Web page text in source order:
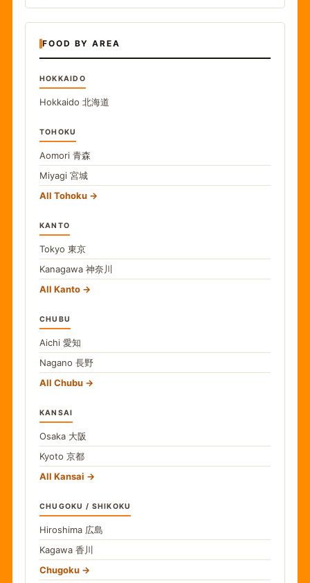
FOOD BY AREA
HOKKAIDO
Hokkaido 北海道
TOHOKU
Aomori 青森
Miyagi 宮城
All Tohoku
KANTO
Tokyo 東京
Kanagawa 神奈川
All Kanto
CHUBU
Aichi 愛知
Nagano 長野
All Chubu
KANSAI
Osaka 大阪
Kyoto 京都
All Kansai
CHUGOKU / SHIKOKU
Hiroshima 広島
Kagawa 香川
Chugoku